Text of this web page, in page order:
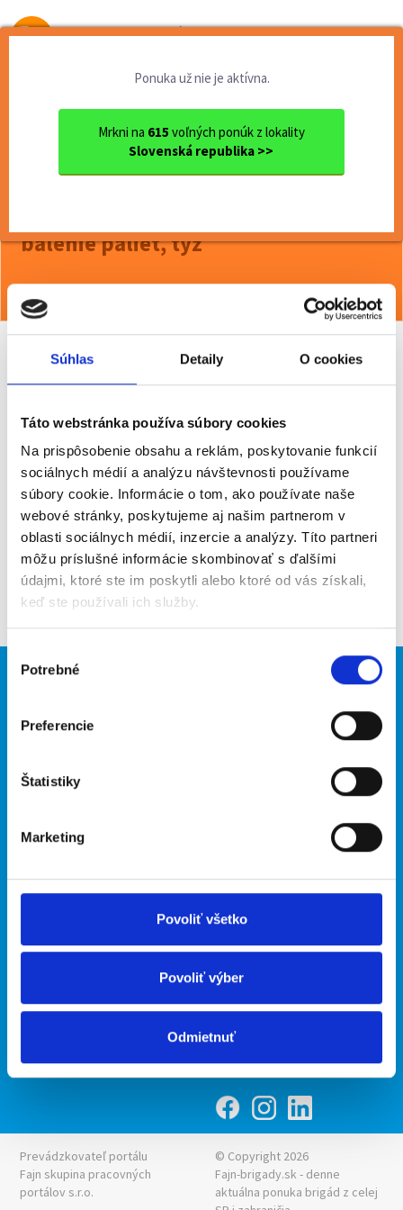
Súhlas Detaily O cookies
Táto webstránka používa súbory cookies
Na prispôsobenie obsahu a reklám, poskytovanie funkcií
sociálnych médií a analýzu návštevnosti používame
súbory cookie. Informácie o tom, ako používate naše
webové stránky, poskytujeme aj našim partnerom v
oblasti sociálnych médií, inzercie a analýzy. Títo partneri
môžu príslušné informácie skombinovať s ďalšími
údajmi, ktoré ste im poskytli alebo ktoré od vás získali,
keď ste používali ich služby.
Výber
súhlasu
Potrebné
Preferencie
Štatistiky
Marketing
Povoliť všetko
Povoliť výber
Odmietnuť
Od prvej brigády
Ponuka už nie je aktívna.
Mrkni na 615 voľných ponúk z lokality
Slovenská republika >>
Pezinok
<< Späť
balenie paliet, týž
Viac o ponuke >>
Odporučiť kamarátovi
Poslať na email
Upozorniť na inzerát
Pridať do obľúbených
Späť
Nové brigády
Kontakt
Podmienky
Zásady ochrany osobných
údajov
INwork.cz
Fajn práce
Fajn-brigady.sk
Prevádzkovateľ portálu
Fajn skupina pracovných
portálov s.r.o.
© Copyright 2026
Fajn-brigady.sk - denne
aktuálna ponuka brigád z celej